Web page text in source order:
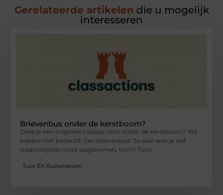
Gerelateerde artikelen die u mogelijk
interesseren
Brievenbus onder de kerstboom?
Zoek je een origineel cadeau voor onder de kerstboom? Wij
hebben het bedacht! Een brievenbus! Ja daar was je zelf
waarschijnlijk nooit opgekomen, toch? Toch
Tuin En Buitenleven